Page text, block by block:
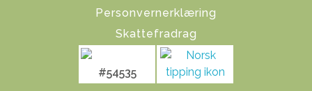
Personvernerklæring
Skattefradrag
#54535